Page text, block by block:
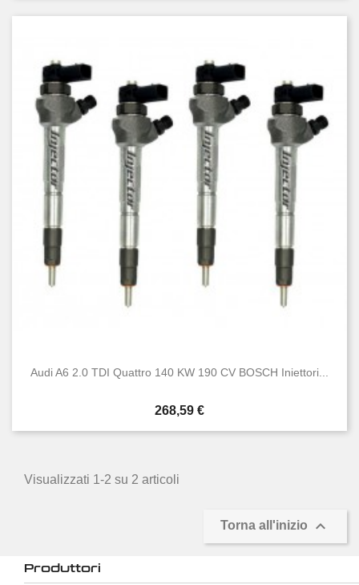
Audi A6 2.0 TDI Quattro 140 KW 190 CV BOSCH Iniettori...
Prezzo
268,59 €
Visualizzati 1-2 su 2 articoli
Torna all'inizio 
Produttori